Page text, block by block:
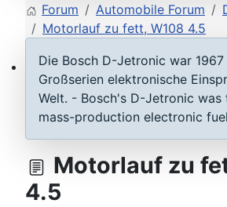
ECU D-Jetronic & KE-Jetronic:
Forum Automobile Forum
Motorlauf zu fett, W108 4.5
Die Bosch D-Jetronic war
Großserien elektronische
Welt. - Bosch's D-Jetronic was
mass-production electronic
Motorlauf zu
4.5